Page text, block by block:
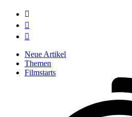



Neue Artikel
Themen
Filmstarts